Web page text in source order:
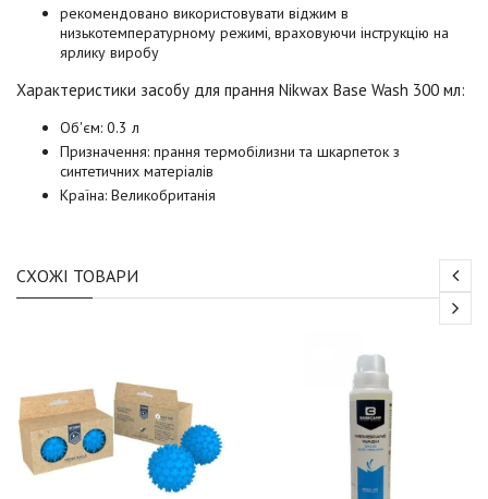
рекомендовано використовувати віджим в
низькотемпературному режимі, враховуючи інструкцію на
ярлику виробу
Характеристики засобу для прання Nikwax Base Wash 300 мл:
Об'єм: 0.3 л
Призначення: прання термобілизни та шкарпеток з
синтетичних матеріалів
Країна: Великобританія
СХОЖІ ТОВАРИ